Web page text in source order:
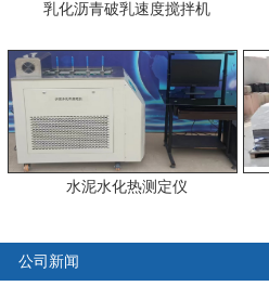
乳化沥青破乳速度搅拌机
水泥水化热测定仪
公司新闻